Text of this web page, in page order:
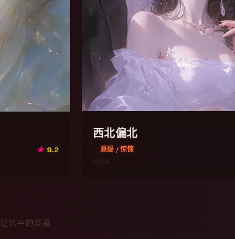
★ 9.2
西北偏北
悬疑 / 惊悚
1959
记忆中的荧幕